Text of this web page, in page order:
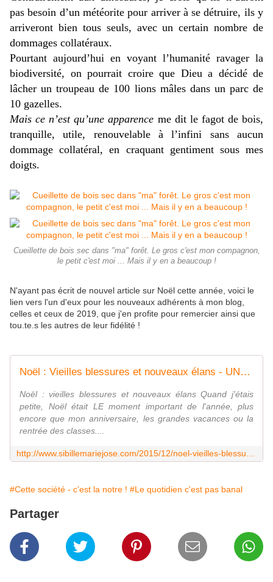
pas besoin d’un météorite pour arriver à se détruire, ils y
arriveront bien tous seuls, avec un certain nombre de
dommages collatéraux.
Pourtant aujourd’hui en voyant l’humanité ravager la
biodiversité, on pourrait croire que Dieu a décidé de
lâcher un troupeau de 100 lions mâles dans un parc de
10 gazelles.
Mais ce n’est qu’une apparence me dit le fagot de bois,
tranquille, utile, renouvelable à l’infini sans aucun
dommage collatéral, en craquant gentiment sous mes
doigts.
Cueillette de bois sec dans "ma" forêt. Le gros c'est mon compagnon,
le petit c'est moi ... Mais il y en a beaucoup !
N'ayant pas écrit de nouvel article sur Noël cette année, voici le
lien vers l'un d'eux pour les nouveaux adhérents à mon blog,
celles et ceux de 2019, que j'en profite pour remercier ainsi que
tou.te.s les autres de leur fidélité !
Noël : Vieilles blessures et nouveaux élans - UNE PSY ... CAUSE
Noël : vieilles blessures et nouveaux élans Quand j'étais
petite, Noël était LE moment important de l'année, plus
encore que mon anniversaire, les grandes vacances ou la
rentrée des classes....
#Cette société - c'est la notre ! #Le quotidien c'est pas banal
Partager